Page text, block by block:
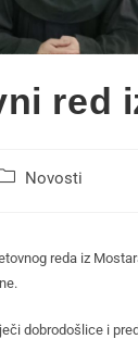
red
Novosti
reda iz
dobrodošlice i